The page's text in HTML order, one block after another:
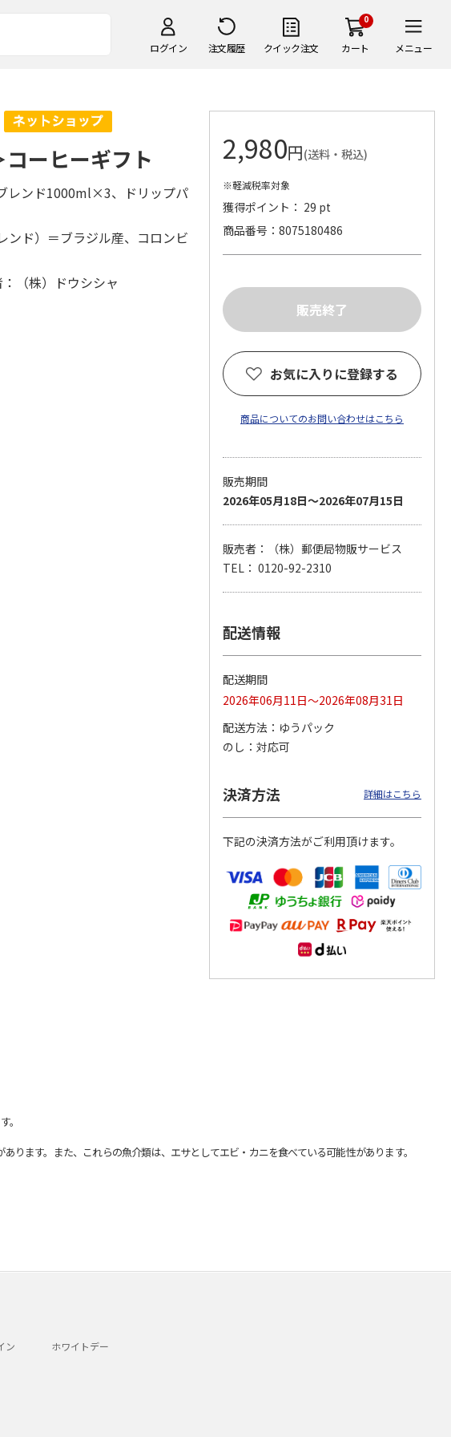
ログイン 注文履歴 クイック注文
0
カート メニュー
【グリーティング切
円…
4.8（11）
5,500円
4.6（7）
11,000円
ーヒーギフト
レンド1000ml×3、ドリップパ
ド）＝ブラジル産、コロンビ
（株）ドウシシャ
2,980円(送料・税込)
※軽減税率対象
獲得ポイント： 29 pt
商品番号
8075180486
お気に入りに登録する
商品についてのお問い合わせはこちら
販売期間
2026年05月18日～2026年07月15日
販売者：（株）郵便局物販サービス
TEL： 0120-92-2310
配送情報
配送期間
2026年06月11日～2026年08月31日
配送方法
ゆうパック
のし
対応可
決済方法 詳細はこちら
下記の決済方法がご利用頂けます。
。
ます。また、これらの魚介類は、エサとしてエビ・カニを食べている可能性があります。
ン ホワイトデー